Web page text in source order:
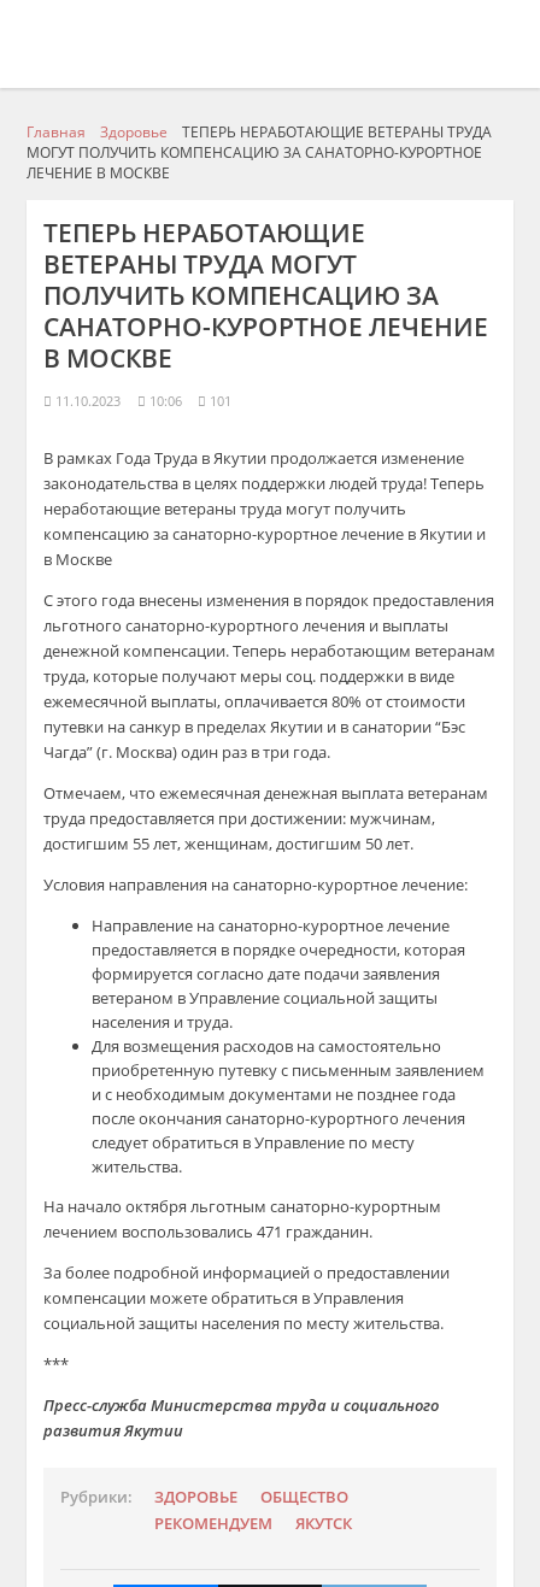
Главная Здоровье
ТЕПЕРЬ НЕРАБОТАЮЩИЕ ВЕТЕРАНЫ ТРУДА
МОГУТ ПОЛУЧИТЬ КОМПЕНСАЦИЮ ЗА САНАТОРНО-КУРОРТНОЕ
ЛЕЧЕНИЕ В МОСКВЕ
ТЕПЕРЬ НЕРАБОТАЮЩИЕ
ВЕТЕРАНЫ ТРУДА МОГУТ
ПОЛУЧИТЬ КОМПЕНСАЦИЮ ЗА
САНАТОРНО-КУРОРТНОЕ ЛЕЧЕНИЕ
В МОСКВЕ
11.10.2023 10:06 101
В рамках Года Труда в Якутии продолжается изменение
законодательства в целях поддержки людей труда! Теперь
неработающие ветераны труда могут получить
компенсацию за санаторно-курортное лечение в Якутии и
в Москве
С этого года внесены изменения в порядок предоставления
льготного санаторно-курортного лечения и выплаты
денежной компенсации. Теперь неработающим ветеранам
труда, которые получают меры соц. поддержки в виде
ежемесячной выплаты, оплачивается 80% от стоимости
путевки на санкур в пределах Якутии и в санатории “Бэс
Чагда” (г. Москва) один раз в три года.
Отмечаем, что ежемесячная денежная выплата ветеранам
труда предоставляется при достижении: мужчинам,
достигшим 55 лет, женщинам, достигшим 50 лет.
Условия направления на санаторно-курортное лечение:
Направление на санаторно-курортное лечение
предоставляется в порядке очередности, которая
формируется согласно дате подачи заявления
ветераном в Управление социальной защиты
населения и труда.
Для возмещения расходов на самостоятельно
приобретенную путевку с письменным заявлением
и с необходимым документами не позднее года
после окончания санаторно-курортного лечения
следует обратиться в Управление по месту
жительства.
На начало октября льготным санаторно-курортным
лечением воспользовались 471 гражданин.
За более подробной информацией о предоставлении
компенсации можете обратиться в Управления
социальной защиты населения по месту жительства.
***
Пресс-служба Министерства труда и социального
развития Якутии
Рубрики: ЗДОРОВЬЕ
ОБЩЕСТВО
РЕКОМЕНДУЕМ
ЯКУТСК